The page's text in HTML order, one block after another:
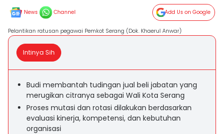
News Channel Add Us on Google
Pelantikan ratusan pegawai Pemkot Serang (Dok. Khaerul Anwar)
Intinya Sih
Budi membantah tudingan jual beli jabatan yang
merugikan citranya sebagai Wali Kota Serang
Proses mutasi dan rotasi dilakukan berdasarkan
evaluasi kinerja, kompetensi, dan kebutuhan
organisasi